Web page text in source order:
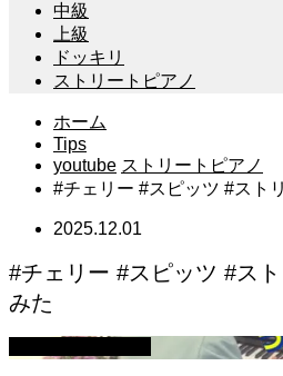
中級
上級
ドッキリ
ストリートピアノ
ホーム
Tips
youtube ストリートピアノ
#チェリー #スピッツ #スト
2025.12.01
#チェリー #スピッツ #ス
みた